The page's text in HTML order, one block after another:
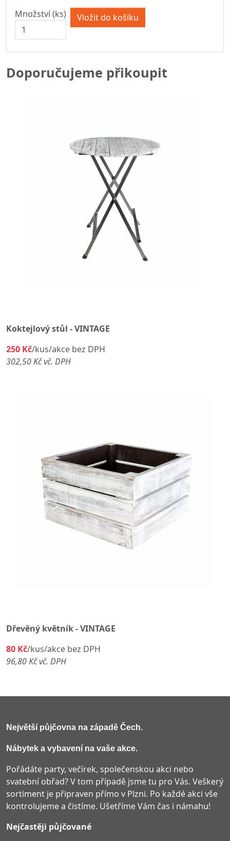
Množství (ks)
Doporučujeme přikoupit
Koktejlový stůl - VINTAGE
250 Kč/kus/akce bez DPH
302,50 Kč vč. DPH
Dřevěný květník - VINTAGE
80 Kč/kus/akce bez DPH
96,80 Kč vč. DPH
Největší půjčovna na západě Čech.
Nábytek a vybavení na vaše akce.
Pořádáte party, večírek, společenskou akci nebo
svatební obřad? V tom případě jsme tu pro Vás. Veškerý
sortiment je připraven přímo v Plzni. Po každé akci vše
kontrolujeme a čistíme. Ušetříme Vám čas i námahu!
Nejčastěji půjčované